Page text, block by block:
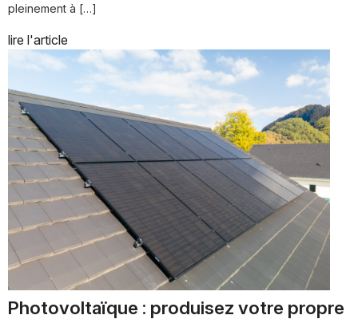
pleinement à […]
lire l'article
Photovoltaïque : produisez votre propre